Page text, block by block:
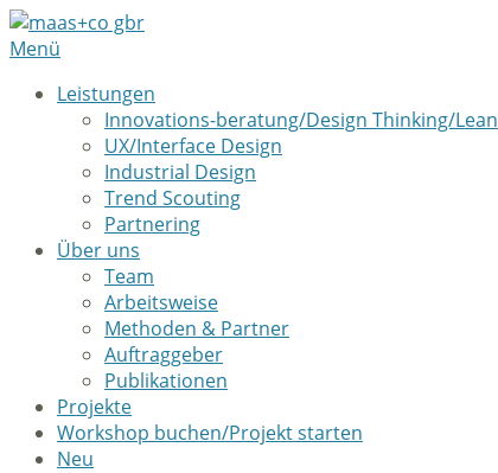
Menü
Leistungen
Innovations-beratung/Design Thinking/Lean
UX/Interface Design
Industrial Design
Trend Scouting
Partnering
Über uns
Team
Arbeitsweise
Methoden & Partner
Auftraggeber
Publikationen
Projekte
Workshop buchen/Projekt starten
Neu